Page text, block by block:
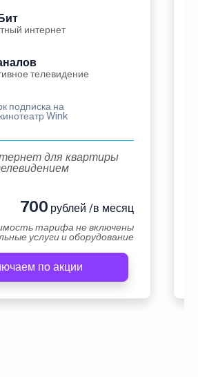
интернет
телевидение
подписка на
Wink
для квартиры
700 рублей /в месяц
тарифа не включены
услуги и оборудование
по акции